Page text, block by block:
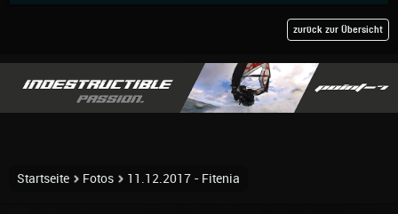
zurück zur Übersicht
Startseite Fotos 11.12.2017 - Fitenia